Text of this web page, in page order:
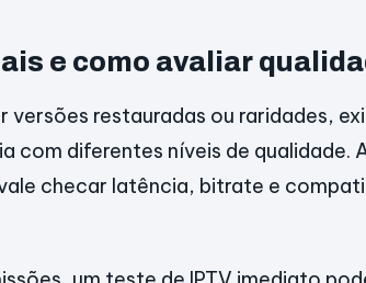
e como avaliar
versões restauradas ou raridades,
com diferentes níveis de qualidade.
checar latência, bitrate e